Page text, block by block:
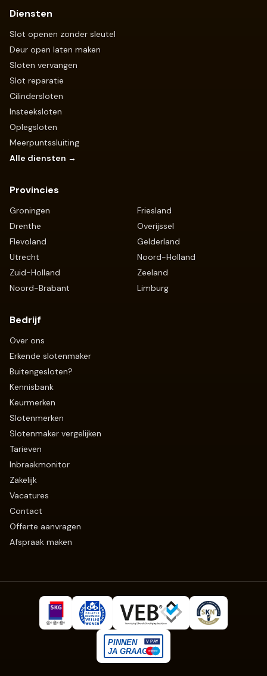
Diensten
Slot openen zonder sleutel
Deur open laten maken
Sloten vervangen
Slot reparatie
Cilindersloten
Insteeksloten
Oplegsloten
Meerpuntssluiting
Alle diensten →
Provincies
Groningen
Friesland
Drenthe
Overijssel
Flevoland
Gelderland
Utrecht
Noord-Holland
Zuid-Holland
Zeeland
Noord-Brabant
Limburg
Bedrijf
Over ons
Erkende slotenmaker
Buitengesloten?
Kennisbank
Keurmerken
Slotenmerken
Slotenmaker vergelijken
Tarieven
Inbraakmonitor
Zakelijk
Vacatures
Contact
Offerte aanvragen
Afspraak maken